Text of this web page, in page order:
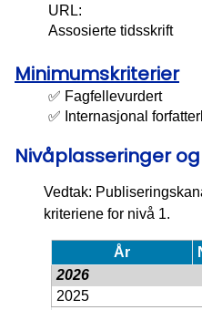
URL:
Assosierte tidsskrift
Minimumskriterier
✅ Fagfellevurdert
✅ Internasjonal
Nivåplasseringer
Vedtak:
kriteriene for nivå 1.
År
2026
2025